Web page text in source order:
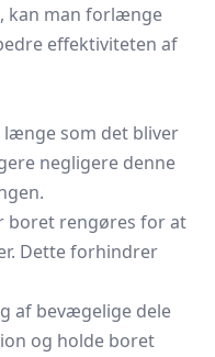
kan man forlænge
effektiviteten af
som det bliver
negligere denne
boret rengøres for at
Dette forhindrer
af bevægelige dele
og holde boret